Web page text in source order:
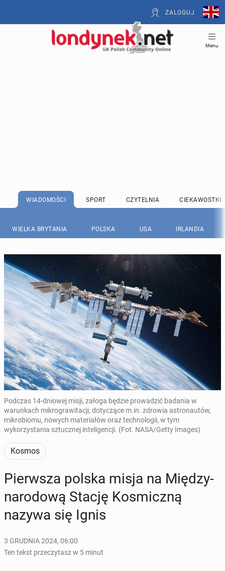
ZALOGUJ
Menu
WIADOMOŚCI SPORT CZYTELNIA CIEKAWOSTKI
WIELKA BRYTANIA POLSKA USA IRLANDIA
Podczas 14-dniowej misji, załoga będzie prowadzić badania w
warunkach mikrograwitacji, dotyczące m.in. zdrowia astronautów,
mikrobiomu, nowych materiałów oraz technologii, w tym
wykorzystania sztucznej inteligencji. (Fot. NASA/Getty Images)
Kosmos
Pierw­sza polska misja na Mię­dzy­
na­ro­do­wą Stację Ko­smicz­ną
nazywa się Ignis
3 GRUDNIA 2024, 06:00
Ten tekst przeczytasz w 5 minut